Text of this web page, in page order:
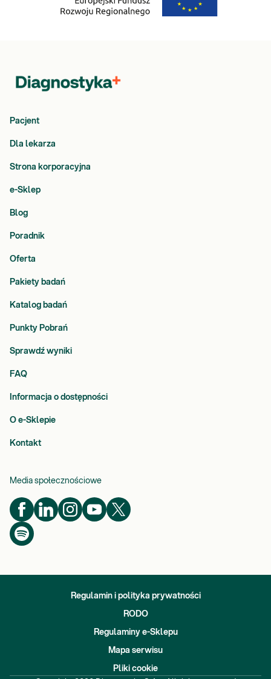
Pacjent
Dla lekarza
Strona korporacyjna
e-Sklep
Blog
Poradnik
Oferta
Pakiety badań
Katalog badań
Punkty Pobrań
Sprawdź wyniki
FAQ
Informacja o dostępności
O e-Sklepie
Kontakt
Media społecznościowe
Regulamin i polityka prywatności
RODO
Regulaminy e-Sklepu
Mapa serwisu
Pliki cookie